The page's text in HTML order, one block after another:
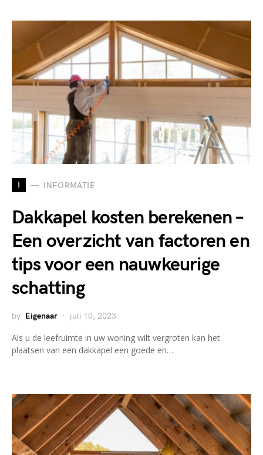
I INFORMATIE
Dakkapel kosten berekenen –
Een overzicht van factoren en
tips voor een nauwkeurige
schatting
by Eigenaar juli 10, 2023
Als u de leefruimte in uw woning wilt vergroten kan het
plaatsen van een dakkapel een goede en…